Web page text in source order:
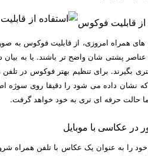
از قابلیت فوکوس
های همراه امروزی، از قابلیت فوکوس به
بگیرند. برای تنظیم بهتر فوکوس در
نشان داده می شود را دقیقا روی سوژه
حرفه ای تری به خود خواهد گرفت.
در عکاسی با موبایل
را به عنوان یک عکاس با تلفن همراه